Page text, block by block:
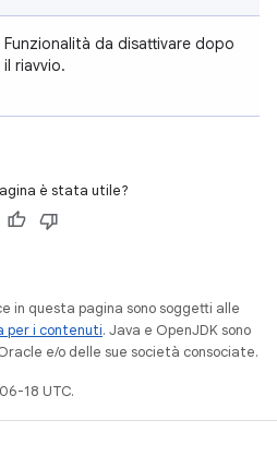
Funzionalità da disattivare dopo
il riavvio.
è stata utile?
in questa pagina sono soggetti alle
per i contenuti. Java e OpenJDK sono
e/o delle sue società consociate.
18 UTC.